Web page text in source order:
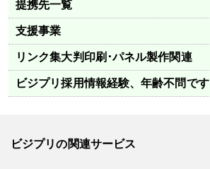
提携先一覧
支援事業
リンク集大判印刷･パネル製作関連
ビジプリ採用情報経験、年齢不問です
ビジプリの関連サービス